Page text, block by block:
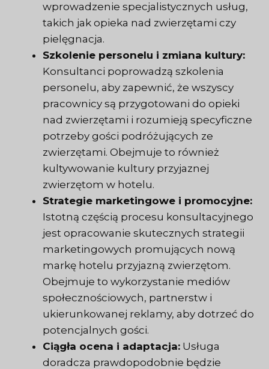
wprowadzenie specjalistycznych usług,
takich jak opieka nad zwierzętami czy
pielęgnacja.
Szkolenie personelu i zmiana kultury:
Konsultanci poprowadzą szkolenia
personelu, aby zapewnić, że wszyscy
pracownicy są przygotowani do opieki
nad zwierzętami i rozumieją specyficzne
potrzeby gości podróżujących ze
zwierzętami. Obejmuje to również
kultywowanie kultury przyjaznej
zwierzętom w hotelu.
Strategie marketingowe i promocyjne:
Istotną częścią procesu konsultacyjnego
jest opracowanie skutecznych strategii
marketingowych promujących nową
markę hotelu przyjazną zwierzętom.
Obejmuje to wykorzystanie mediów
społecznościowych, partnerstw i
ukierunkowanej reklamy, aby dotrzeć do
potencjalnych gości.
Ciągła ocena i adaptacja: Usługa
doradcza prawdopodobnie będzie